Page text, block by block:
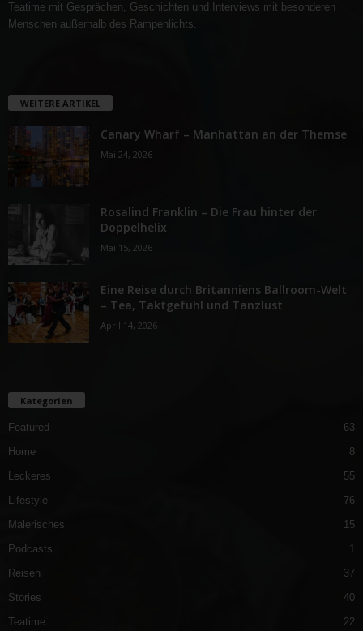
Teatime mit Gesprächen, Geschichten und Interviews mit besonderen
Menschen außerhalb des Rampenlichts.
WEITERE ARTIKEL
Canary Wharf – Manhattan an der Themse
Mai 24, 2026
Rosalind Franklin – Die Frau hinter der
Doppelhelix
Mai 15, 2026
Eine Reise durch Britanniens Ballroom-Welt
– Tea, Taktgefühl und Tanzlust
April 14, 2026
Kategorien
Featured
63
Home
8
Leckeres
55
Lifestyle
76
Malerisches
15
Podcasts
1
Reisen
37
Stories
40
Teatime
22